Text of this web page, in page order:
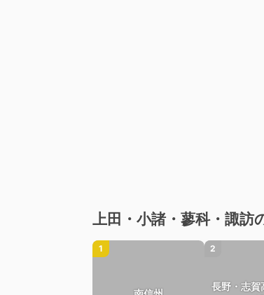
上田・小諸・蓼科・諏訪
1 2
長野・志賀